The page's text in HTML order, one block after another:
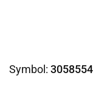
Symbol: 3058554